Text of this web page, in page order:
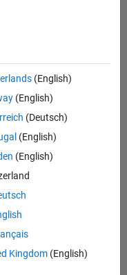
(English)
(English)
(Deutsch)
(English)
(English)
Kingdom(English)